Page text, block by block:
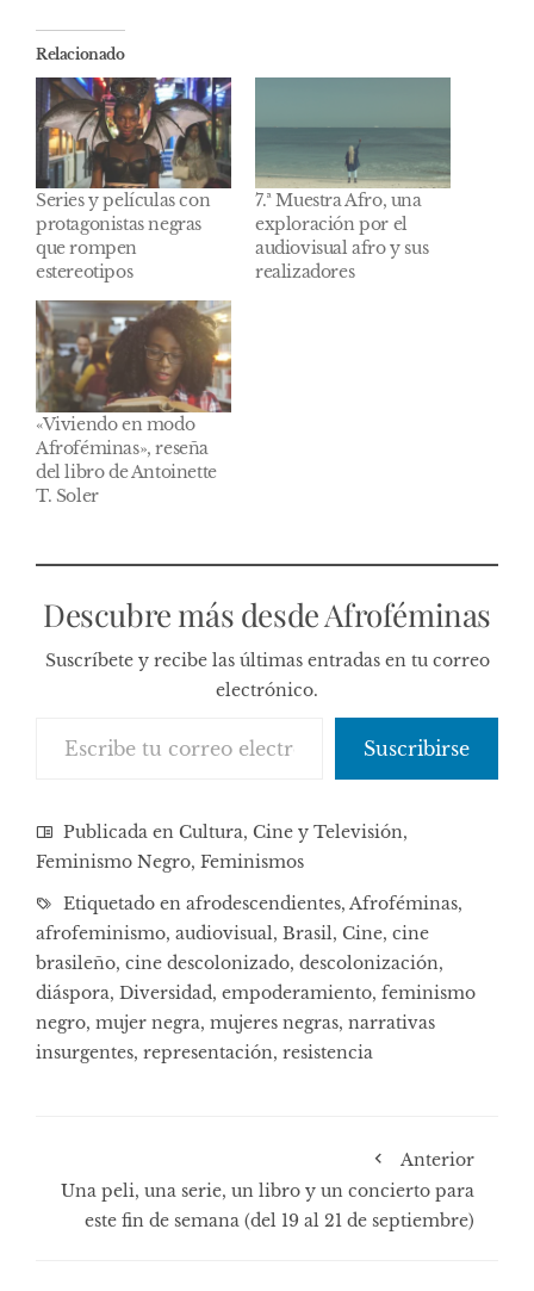
Relacionado
Series y películas con
protagonistas negras
que rompen
estereotipos
7.ª Muestra Afro, una
exploración por el
audiovisual afro y sus
realizadores
«Viviendo en modo
Afroféminas», reseña
del libro de Antoinette
T. Soler
Descubre más desde Afroféminas
Suscríbete y recibe las últimas entradas en tu correo
electrónico.
Suscribirse
Publicada en Cultura, Cine y Televisión,
Feminismo Negro, Feminismos
Etiquetado en afrodescendientes, Afroféminas,
afrofeminismo, audiovisual, Brasil, Cine, cine
brasileño, cine descolonizado, descolonización,
diáspora, Diversidad, empoderamiento, feminismo
negro, mujer negra, mujeres negras, narrativas
insurgentes, representación, resistencia
Anterior
Una peli, una serie, un libro y un concierto para
este fin de semana (del 19 al 21 de septiembre)